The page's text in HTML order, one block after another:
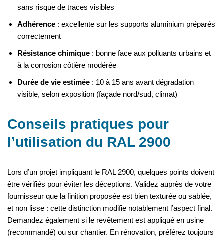
sans risque de traces visibles
Adhérence : excellente sur les supports aluminium préparés
correctement
Résistance chimique : bonne face aux polluants urbains et
à la corrosion côtière modérée
Durée de vie estimée : 10 à 15 ans avant dégradation
visible, selon exposition (façade nord/sud, climat)
Conseils pratiques pour
l’utilisation du RAL 2900
Lors d’un projet impliquant le RAL 2900, quelques points doivent
être vérifiés pour éviter les déceptions. Validez auprès de votre
fournisseur que la finition proposée est bien texturée ou sablée,
et non lisse : cette distinction modifie notablement l’aspect final.
Demandez également si le revêtement est appliqué en usine
(recommandé) ou sur chantier. En rénovation, préférez toujours